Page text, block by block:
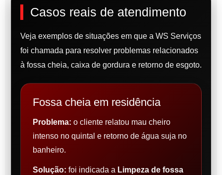
Casos reais de atendimento
Veja exemplos de situações em que a WS Serviços
foi chamada para resolver problemas relacionados
à fossa cheia, caixa de gordura e retorno de esgoto.
Fossa cheia em residência
Problema: o cliente relatou mau cheiro
intenso no quintal e retorno de água suja no
banheiro.
Solução: foi indicada a Limpeza de fossa